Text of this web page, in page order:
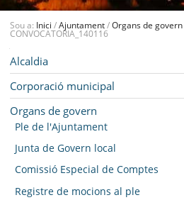
SEU ELECTRÒNICA
BELL-LLOC SOLUCIONA
Sou a: Inici /Ajuntament/Organs de govern
CONVOCATORIA_140116
Alcaldia
Corporació municipal
Organs de govern
Ple de l'Ajuntament
Junta de Govern local
Comissió Especial de Comptes
Registre de mocions al ple